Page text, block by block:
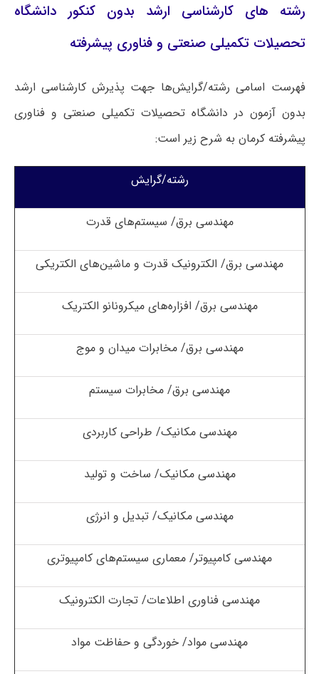
رشته های کارشناسی ارشد بدون کنکور دانشگاه
تحصیلات تکمیلی صنعتی و فناوری پیشرفته
فهرست اسامی رشته/گرایش‌ها جهت پذیرش کارشناسی ارشد
بدون آزمون در دانشگاه تحصیلات تکمیلی صنعتی و فناوری
پیشرفته کرمان به شرح زیر است:
رشته/گرایش
مهندسی برق/ سیستم‌های قدرت
مهندسی برق/ الکترونیک قدرت و ماشین‌های الکتریکی
مهندسی برق/ افزاره‌های میکرونانو الکتریک
مهندسی برق/ مخابرات میدان و موج
مهندسی برق/ مخابرات سیستم
مهندسی مکانیک/ طراحی کاربردی
مهندسی مکانیک/ ساخت و تولید
مهندسی مکانیک/ تبدیل و انرژی
مهندسی کامپیوتر/ معماری سیستم‌های کامپیوتری
مهندسی فناوری اطلاعات/ تجارت الکترونیک
مهندسی مواد/ خوردگی و حفاظت مواد